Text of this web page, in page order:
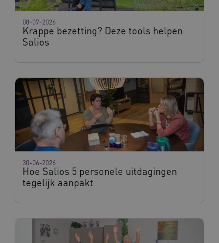
Krappe bezetting? Deze tools helpen
Salios
08-07-2026
Hoe Salios 5 personele uitdagingen
tegelijk aanpakt
30-06-2026
.waardigheidentrots.nl
__Secure-YNID .youtube.com
FPLC